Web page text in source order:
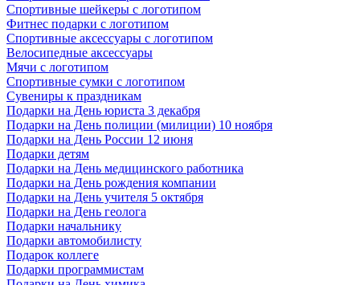
Спортивные шейкеры с логотипом
Фитнес подарки с логотипом
Спортивные аксессуары с логотипом
Велосипедные аксессуары
Мячи с логотипом
Спортивные сумки с логотипом
Сувениры к праздникам
Подарки на День юриста 3 декабря
Подарки на День полиции (милиции) 10 ноября
Подарки на День России 12 июня
Подарки детям
Подарки на День медицинского работника
Подарки на День рождения компании
Подарки на День учителя 5 октября
Подарки на День геолога
Подарки начальнику
Подарки автомобилисту
Подарок коллеге
Подарки программистам